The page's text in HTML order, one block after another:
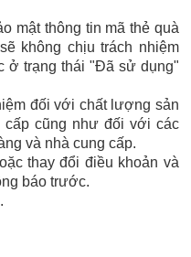
mật thông tin mã thẻ quà
không chịu trách nhiệm
ở trạng thái "Đã sử dụng"
đối với chất lượng sản
cấp cũng như đối với các
và nhà cung cấp.
thay đổi điều khoản và
báo trước.